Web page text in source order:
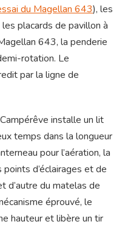
du Magellan 643), les
placards de pavillon à
643, la penderie
rotation. Le
par la ligne de
installe un lit
temps dans la longueur
pour l’aération, la
d’éclairages et de
d’autre du matelas de
éprouvé, le
hauteur et libère un tir